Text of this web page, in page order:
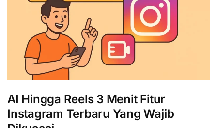
AI Hingga Reels 3 Menit Fitur
Instagram Terbaru Yang Wajib